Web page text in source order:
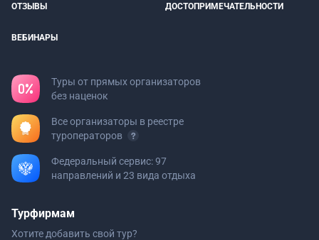
ОТЗЫВЫ ДОСТОПРИМЕЧАТЕЛЬНОСТИ
ВЕБИНАРЫ
Туры от прямых организаторов
без наценок
Все организаторы в реестре
туроператоров
Федеральный сервис: 97
направлений и 23 вида отдыха
Турфирмам
Хотите добавить свой тур?